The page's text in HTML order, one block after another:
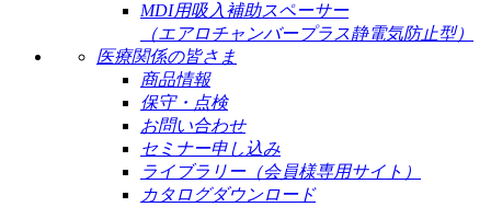
MDI用吸入補助スペーサー
（エアロチャンバープラス静電気防止型）
医療関係の皆さま
商品情報
保守・点検
お問い合わせ
セミナー申し込み
ライブラリー（会員様専用サイト）
カタログダウンロード